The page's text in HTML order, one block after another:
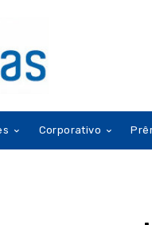
Corporativo